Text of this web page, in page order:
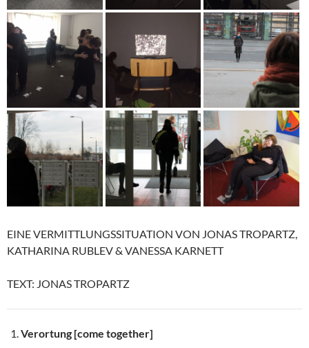
EINE VERMITTLUNGSSITUATION VON JONAS TROPARTZ,
KATHARINA RUBLEV & VANESSA KARNETT
TEXT: JONAS TROPARTZ
Verortung [come together]